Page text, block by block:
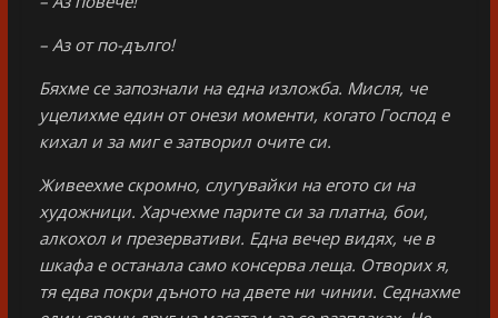
– Аз от по-дълго!
Бяхме се запознали на една изложба. Мисля, че
уцелихме един от онези моменти, когато Господ е
кихал и за миг е затворил очите си.
Живеехме скромно, слугувайки на егото си на
художници. Харчехме парите си за платна, бои,
алкохол и презервативи. Една вечер видях, че в
шкафа е останала само консерва леща. Отворих я,
тя едва покри дъното на двете ни чинии. Седнахме